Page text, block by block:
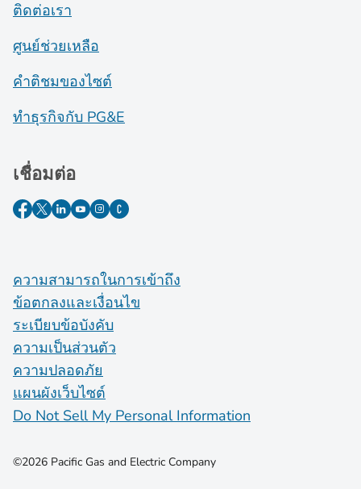
ติดต่อเรา
ศูนย์ช่วยเหลือ
คำติชมของไซต์
ทำธุรกิจกับ PG&E
เชื่อมต่อ
ความสามารถในการเข้าถึง
ข้อตกลงและเงื่อนไข
ระเบียบข้อบังคับ
ความเป็นส่วนตัว
ความปลอดภัย
แผนผังเว็บไซต์
Do Not Sell My Personal Information
©2026 Pacific Gas and Electric Company